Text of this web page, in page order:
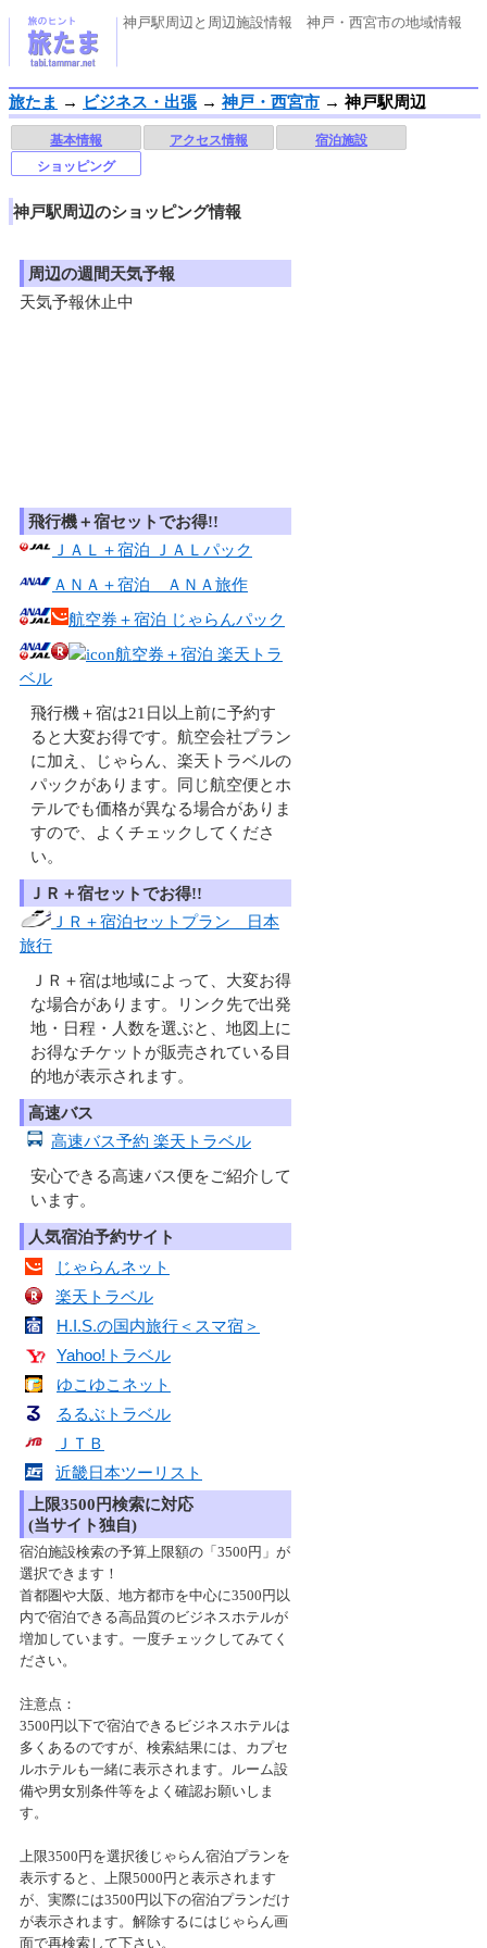
神戸駅周辺と周辺施設情報 神戸・西宮市の地域情報
旅たま → ビジネス・出張 → 神戸・西宮市 → 神戸駅周辺
基本情報 アクセス情報
宿泊施設
ショッピング
神戸駅周辺のショッピング情報
周辺の週間天気予報
天気予報休止中
飛行機＋宿セットでお得!!
ＪＡＬ＋宿泊 ＪＡＬパック
ＡＮＡ＋宿泊 ＡＮＡ旅作
航空券＋宿泊 じゃらんパック
航空券＋宿泊 楽天トラ
ベル
飛行機＋宿は21日以上前に予約す
ると大変お得です。航空会社プラン
に加え、じゃらん、楽天トラベルの
パックがあります。同じ航空便とホ
テルでも価格が異なる場合がありま
すので、よくチェックしてくださ
い。
ＪＲ＋宿セットでお得!!
ＪＲ＋宿泊セットプラン 日本
旅行
ＪＲ＋宿は地域によって、大変お得
な場合があります。リンク先で出発
地・日程・人数を選ぶと、地図上に
お得なチケットが販売されている目
的地が表示されます。
高速バス
高速バス予約 楽天トラベル
安心できる高速バス便をご紹介して
います。
人気宿泊予約サイト
じゃらんネット
楽天トラベル
H.I.S.の国内旅行＜スマ宿＞
Yahoo!トラベル
ゆこゆこネット
るるぶトラベル
ＪＴＢ
近畿日本ツーリスト
上限3500円検索に対応
(当サイト独自)
宿泊施設検索の予算上限額の「3500円」が
選択できます！
首都圏や大阪、地方都市を中心に3500円以
内で宿泊できる高品質のビジネスホテルが
増加しています。一度チェックしてみてく
ださい。
注意点：
3500円以下で宿泊できるビジネスホテルは
多くあるのですが、検索結果には、カプセ
ルホテルも一緒に表示されます。ルーム設
備や男女別条件等をよく確認お願いしま
す。
上限3500円を選択後じゃらん宿泊プランを
表示すると、上限5000円と表示されます
が、実際には3500円以下の宿泊プランだけ
が表示されます。解除するにはじゃらん画
面で再検索して下さい。